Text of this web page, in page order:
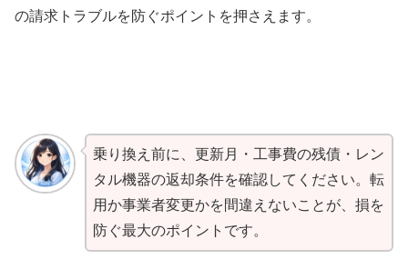
の請求トラブルを防ぐポイントを押さえます。
乗り換え前に、更新月・工事費の残債・レン
タル機器の返却条件を確認してください。転
用か事業者変更かを間違えないことが、損を
防ぐ最大のポイントです。